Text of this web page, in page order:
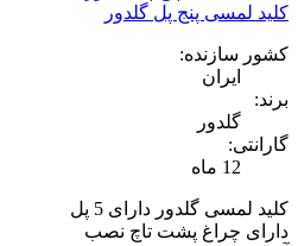
کلید لمسی پنج پل گلدور
کشور سازنده:
ایران
برند:
گلدور
گارانتی:
12 ماه
کلید لمسی گلدور دارای 5 پل
دارای چراغ پشت تاچ نصب